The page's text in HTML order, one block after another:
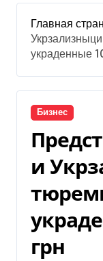
Главная
украденные
Бизнес
и
грн